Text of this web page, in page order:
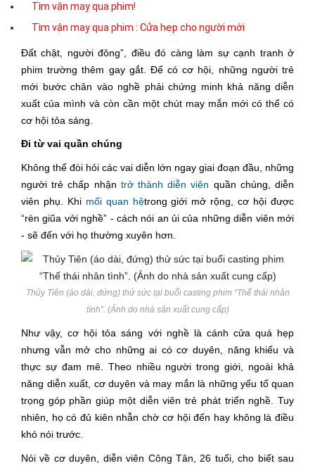
Tìm vận may qua phim!
Tìm vận may qua phim : Cửa hẹp cho người mới
Đất chật, người đông”, điều đó càng làm sự cạnh tranh ở
phim trường thêm gay gắt. Để có cơ hội, những người trẻ
mới bước chân vào nghề phải chứng minh khả năng diễn
xuất của mình và còn cần một chút may mắn mới có thể có
cơ hội tỏa sáng.
Đi từ vai quần chúng
Không thể đòi hỏi các vai diễn lớn ngay giai đoạn đầu, những
người trẻ chấp nhận trở thành diễn viên quần chúng, diễn
viên phụ. Khi mối quan hệtrong giới mở rộng, cơ hội được
“rèn giũa với nghề” - cách nói an ủi của những diễn viên mới
- sẽ đến với họ thường xuyên hơn.
Thủy Tiên (áo dài, đứng) thử sức tại buổi casting phim “Thế thái nhân
tình”. (Ảnh do nhà sản xuất cung cấp)
Như vậy, cơ hội tỏa sáng với nghề là cánh cửa quá hẹp
nhưng vẫn mở cho những ai có cơ duyên, năng khiếu và
thực sự đam mê. Theo nhiều người trong giới, ngoài khả
năng diễn xuất, cơ duyên và may mắn là những yếu tố quan
trọng góp phần giúp một diễn viên trẻ phát triển nghề. Tuy
nhiên, họ có đủ kiên nhẫn chờ cơ hội đến hay không là điều
khó nói trước.
Nói về cơ duyên, diễn viên Công Tân, 26 tuổi, cho biết sau